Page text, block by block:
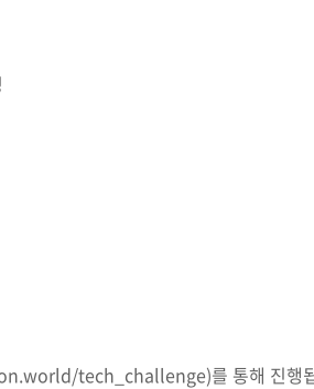
tech_challenge)를 통해 진행